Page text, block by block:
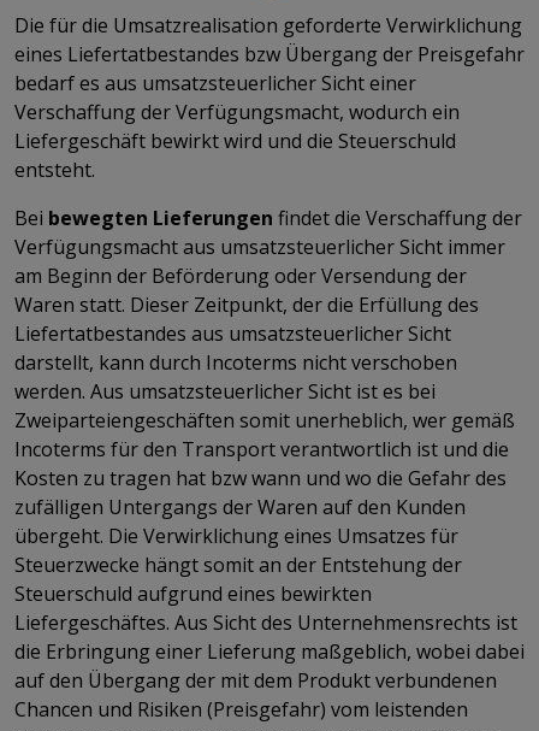
Die für die Umsatzrealisation geforderte Verwirklichung
eines Liefertatbestandes bzw Übergang der Preisgefahr
bedarf es aus umsatzsteuerlicher Sicht einer
Verschaffung der Verfügungsmacht, wodurch ein
Liefergeschäft bewirkt wird und die Steuerschuld
entsteht.
Bei bewegten Lieferungen findet die Verschaffung der
Verfügungsmacht aus umsatzsteuerlicher Sicht immer
am Beginn der Beförderung oder Versendung der
Waren statt. Dieser Zeitpunkt, der die Erfüllung des
Liefertatbestandes aus umsatzsteuerlicher Sicht
darstellt, kann durch Incoterms nicht verschoben
werden. Aus umsatzsteuerlicher Sicht ist es bei
Zweiparteiengeschäften somit unerheblich, wer gemäß
Incoterms für den Transport verantwortlich ist und die
Kosten zu tragen hat bzw wann und wo die Gefahr des
zufälligen Untergangs der Waren auf den Kunden
übergeht. Die Verwirklichung eines Umsatzes für
Steuerzwecke hängt somit an der Entstehung der
Steuerschuld aufgrund eines bewirkten
Liefergeschäftes. Aus Sicht des Unternehmensrechts ist
die Erbringung einer Lieferung maßgeblich, wobei dabei
auf den Übergang der mit dem Produkt verbundenen
Chancen und Risiken (Preisgefahr) vom leistenden